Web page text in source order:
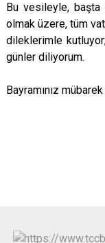
Bu vesileyle,
olmak üzere, tüm
dileklerimle
günler diliyorum.
Bayramınız